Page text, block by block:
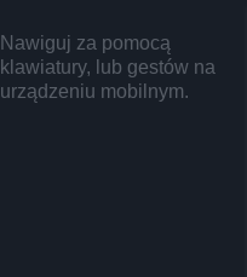
Nawiguj za pomocą
klawiatury, lub gestów na
urządzeniu mobilnym.